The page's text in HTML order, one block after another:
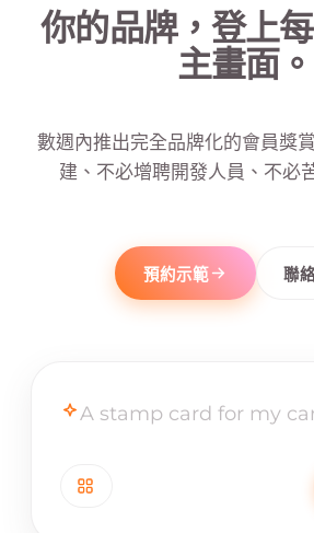
你的品牌，登上
主畫面。
數週內推出完全品牌化的會員
建、不必增聘開發人員、不必
預約示範 聯